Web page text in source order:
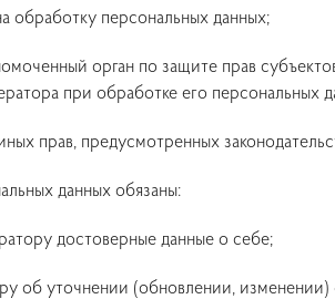
обработку персональных данных;
орган по защите прав
при обработке его персональных
прав, предусмотренных
данных обязаны:
достоверные данные о себе;
об уточнении (обновлении, изменении)